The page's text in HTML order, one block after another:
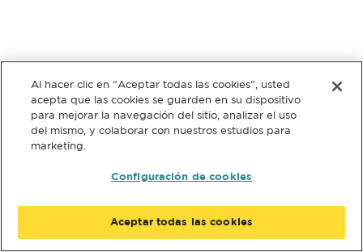
Al hacer clic en “Aceptar todas las cookies”, usted
acepta que las cookies se guarden en su dispositivo
para mejorar la navegación del sitio, analizar el uso
del mismo, y colaborar con nuestros estudios para
marketing.
Configuración de cookies
Aceptar todas las cookies